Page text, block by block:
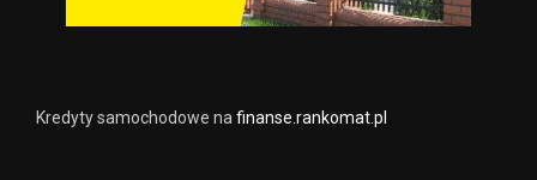
Kredyty samochodowe nafinanse.rankomat.pl